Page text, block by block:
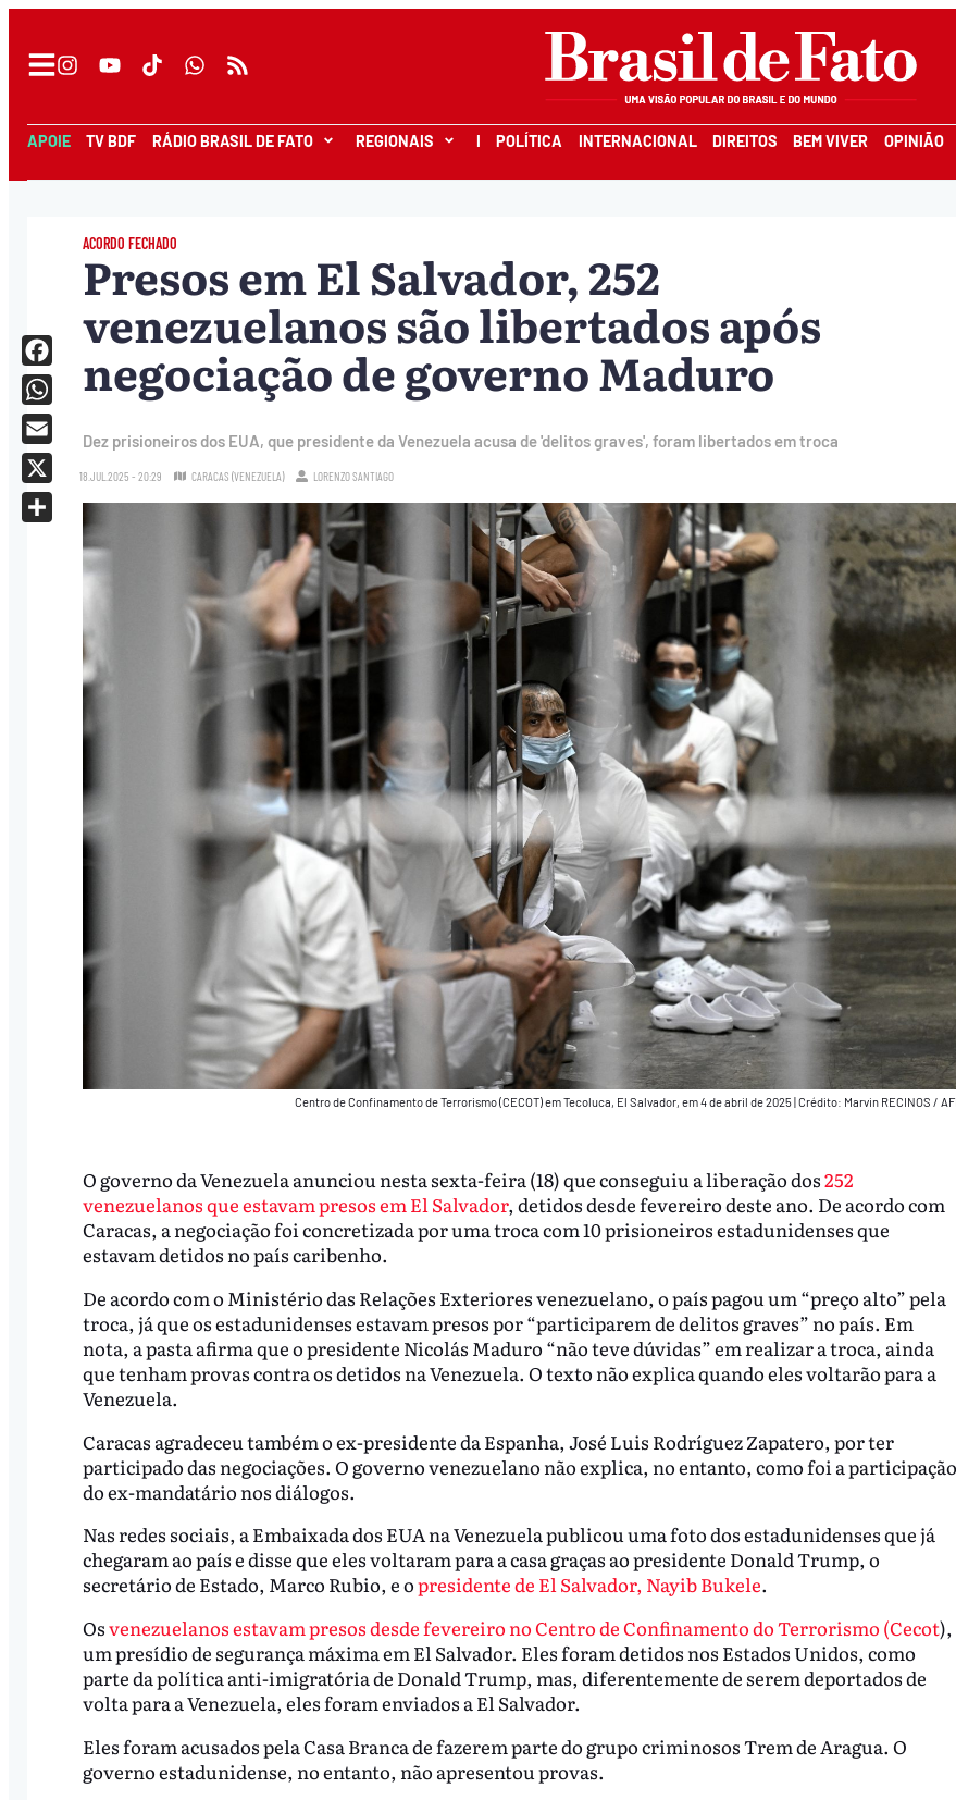
APOIE TV BDF RÁDIO BRASIL DE FATO REGIONAIS I POLÍTICA INTERNACIONAL DIREITOS BEM VIVER OPINIÃO
ACORDO FECHADO
Presos em El Salvador, 252
venezuelanos são libertados após
negociação de governo Maduro
Dez prisioneiros dos EUA, que presidente da Venezuela acusa de 'delitos graves', foram libertados em troca
18.JUL.2025 - 20:29 CARACAS (VENEZUELA) LORENZO SANTIAGO
Centro de Confinamento de Terrorismo (CECOT) em Tecoluca, El Salvador, em 4 de abril de 2025 Crédito: Marvin RECINOS /
O governo da Venezuela anunciou nesta sexta-feira (18) que conseguiu a liberação dos252
venezuelanos que estavam presos em El Salvador, detidos desde fevereiro deste ano. De acordo com
Caracas, a negociação foi concretizada por uma troca com 10 prisioneiros estadunidenses que
estavam detidos no país caribenho.
De acordo com o Ministério das Relações Exteriores venezuelano, o país pagou um “preço alto” pela
troca, já que os estadunidenses estavam presos por “participarem de delitos graves” no país. Em
nota, a pasta afirma que o presidente Nicolás Maduro “não teve dúvidas” em realizar a troca, ainda
que tenham provas contra os detidos na Venezuela. O texto não explica quando eles voltarão para a
Venezuela.
Caracas agradeceu também o ex-presidente da Espanha, José Luis Rodríguez Zapatero, por ter
participado das negociações. O governo venezuelano não explica, no entanto, como foi a participação
do ex-mandatário nos diálogos.
Nas redes sociais, a Embaixada dos EUA na Venezuela publicou uma foto dos estadunidenses que já
chegaram ao país e disse que eles voltaram para a casa graças ao presidente Donald Trump, o
secretário de Estado, Marco Rubio, e opresidente de El Salvador, Nayib Bukele.
Osvenezuelanos estavam presos desde fevereiro no Centro de Confinamento do Terrorismo (Cecot),
um presídio de segurança máxima em El Salvador. Eles foram detidos nos Estados Unidos, como
parte da política anti-imigratória de Donald Trump, mas, diferentemente de serem deportados de
volta para a Venezuela, eles foram enviados a El Salvador.
Eles foram acusados pela Casa Branca de fazerem parte do grupo criminosos Trem de Aragua. O
governo estadunidense, no entanto, não apresentou provas.
Facebook
WhatsApp
Email
X